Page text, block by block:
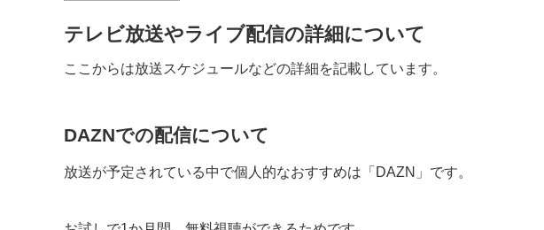
テレビ放送やライブ配信の詳細について
ここからは放送スケジュールなどの詳細を記載しています。
DAZNでの配信について
放送が予定されている中で個人的なおすすめは「DAZN」です。